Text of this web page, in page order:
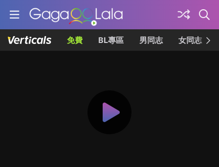
免費 BL專區 男同志 女同志